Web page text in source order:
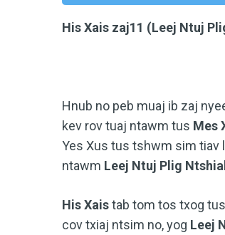
His Xais zaj11 (Leej Ntuj
Hnub no peb muaj ib zaj
kev rov tuaj ntawm tus Mes
Yes Xus tus tshwm sim tiav
ntawm Leej Ntuj Plig
His Xaistab tom tos txog tus
cov txiaj ntsim no, yog Leej